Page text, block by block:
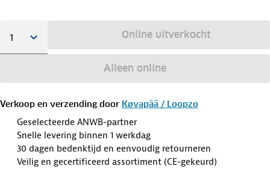
Online uitverkocht
Alleen online
Verkoop en verzending door Køvapää / Loopzo
Geselecteerde ANWB-partner
Snelle levering binnen 1 werkdag
30 dagen bedenktijd en eenvoudig retourneren
Veilig en gecertificeerd assortiment (CE-gekeurd)